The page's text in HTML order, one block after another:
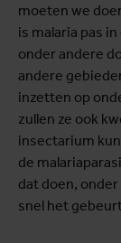
moeten we
is malaria pas
onder andere
andere
inzetten op
zullen ze ook
insectarium
de
dat doen,
snel het